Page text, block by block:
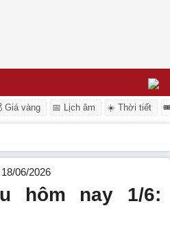
Giá vàng 📅 Lịch âm ☀️ Thời tiết
06/2026
hôm nay 1/6: